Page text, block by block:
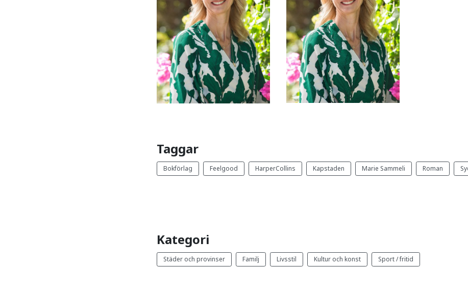
Taggar
Bokförlag Feelgood HarperCollins Kapstaden Marie Sammeli Roman
Kategori
Städer och provinser Familj Livsstil Kultur och konst Sport / fritid